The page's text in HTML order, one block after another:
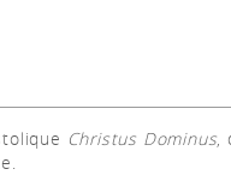
Christus Dominus,